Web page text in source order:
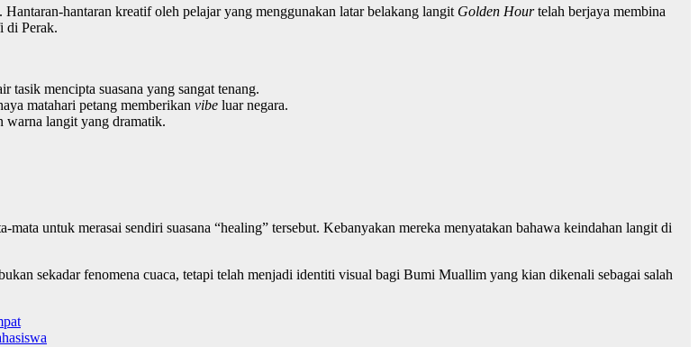
hantaran kreatif oleh pelajar yang menggunakan latar belakang langit Golden Hourtelah berjaya membina
di Perak.
tasik mencipta suasana yang sangat tenang.
matahari petang memberikan vibe luar negara.
warna langit yang dramatik.
untuk merasai sendiri suasana “healing” tersebut. Kebanyakan mereka menyatakan bahawa keindahan langit di
sekadar fenomena cuaca, tetapi telah menjadi identiti visual bagi Bumi Muallim yang kian dikenali sebagai salah